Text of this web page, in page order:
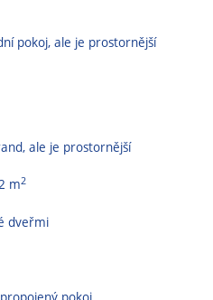
pokoj, ale je prostornější
ale je prostornější
m2
dveřmi